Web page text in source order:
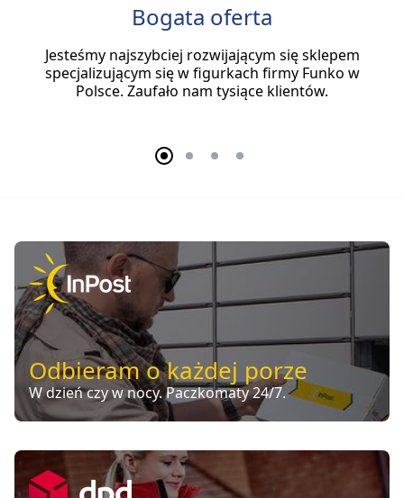
Bogata oferta
Jesteśmy najszybciej rozwijającym się sklepem
specjalizującym się w figurkach firmy Funko w
Polsce. Zaufało nam tysiące klientów.
Odbieram o każdej porze
W dzień czy w nocy. Paczkomaty 24/7.